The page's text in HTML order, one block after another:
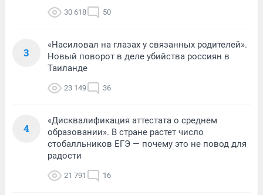
30 618 50
3
«Насиловал на глазах у связанных родителей».
Новый поворот в деле убийства россиян в
Таиланде
23 149 36
4
«Дисквалификация аттестата о среднем
образовании». В стране растет число
стобалльников ЕГЭ — почему это не повод для
радости
21 791 16